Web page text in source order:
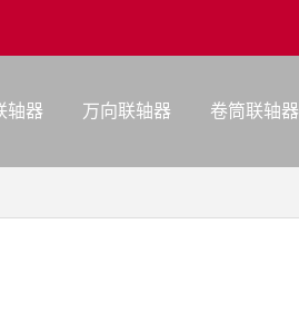
轴器 万向联轴器 卷筒联轴器